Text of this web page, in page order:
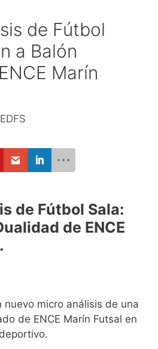
de Fútbol
a Balón
Marín
EDFS
de Fútbol Sala:
de ENCE
nuevo micro análisis de una
de ENCE Marín Futsal en